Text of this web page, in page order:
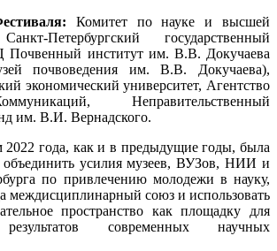
Комитет по науке и высшей
Петербургский государственный
Почвенный институт им. В.В. Докучаева
почвоведения им. В.В. Докучаева),
экономический университет, Агентство
Неправительственный
им. В.И. Вернадского.
2022 года, как и в предыдущие годы, была
объединить усилия музеев, ВУЗов, НИИ и
по привлечению молодежи в науку,
междисциплинарный союз и использовать
пространство как площадку для
результатов современных научных